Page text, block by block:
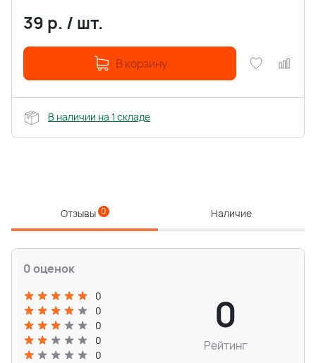
39 р. / шт.
В корзину
В наличии на 1 складе
Отзывы 0 Наличие
0 оценок
0
0
0
0
0
0
Рейтинг